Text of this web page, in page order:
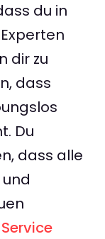
du in
dir zu
dass
Du
dass alle
Service